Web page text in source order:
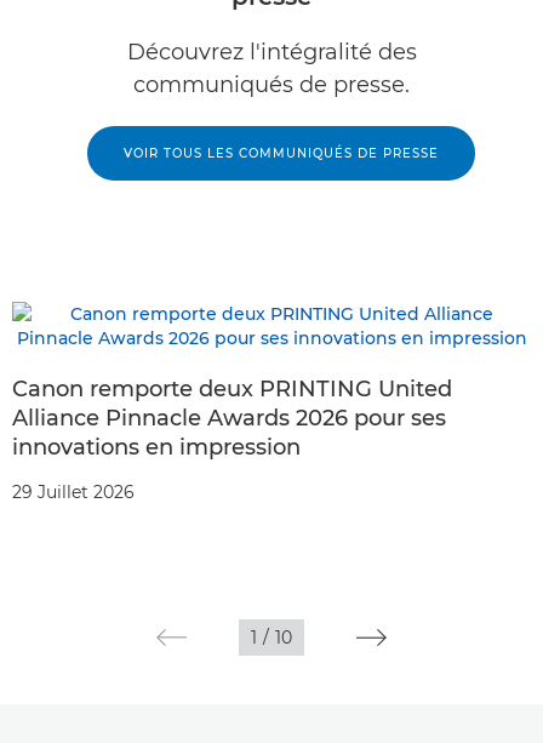
Bibliothèque d'images
Découvrez l'intégralité des
communiqués de presse.
VOIR TOUS LES COMMUNIQUÉS DE PRESSE
Canon remporte deux PRINTING United
Alliance Pinnacle Awards 2026 pour ses
innovations en impression
29 Juillet 2026
1 / 10